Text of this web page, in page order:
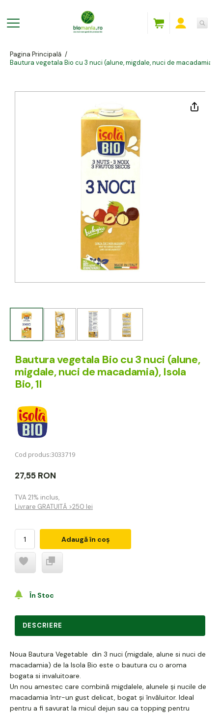
Pagina Principală /
Bautura vegetala Bio cu 3 nuci (alune, migdale, nuci de macadamia),
Bautura vegetala Bio cu 3 nuci (alune,
migdale, nuci de macadamia), Isola
Bio, 1l
Cod produs:3033719
27,55 RON
TVA 21% inclus,
Livrare GRATUITĂ >250 lei
Adaugă în coș
În Stoc
DESCRIERE
Noua Bautura Vegetable din 3 nuci (migdale, alune si nuci de
macadamia) de la Isola Bio este o bautura cu o aroma
bogata si invaluitoare.
Un nou amestec care combină migdalele, alunele și nucile de
macadamia într-un gust delicat, bogat și învăluitor. Ideal
pentru a fi savurat la micul dejun sau ca topping pentru